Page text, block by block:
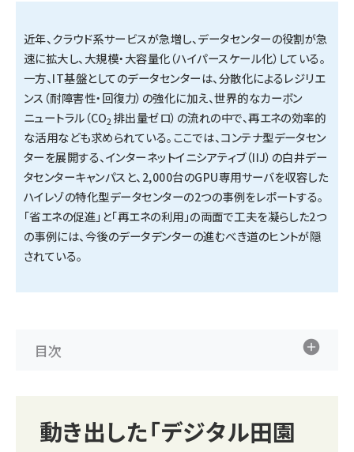
タンデム (145)
近年、クラウド系サービスが急増し、データセンターの役割が急
速に拡大し、大規模・大容量化（ハイパースケール化）している。
一方、IT基盤としてのデータセンターは、分散化によるレジリエ
ンス（耐障害性・回復力）の強化に加え、世界的なカーボン
ニュートラル（CO2 排出量ゼロ）の流れの中で、再エネの効率的
な活用なども求められている。ここでは、コンテナ型データセン
ターを展開する、インターネットイニシアティブ（IIJ）の白井デー
タセンターキャンパスと、2,000台のGPU専用サーバを収容した
ハイレゾの特化型データセンターの2つの事例をレポートする。
「省エネの促進」と「再エネの利用」の両面で工夫を凝らした2つ
の事例には、今後のデータデンターの進むべき道のヒントが隠
されている。
目次
動き出した「デジタル田園